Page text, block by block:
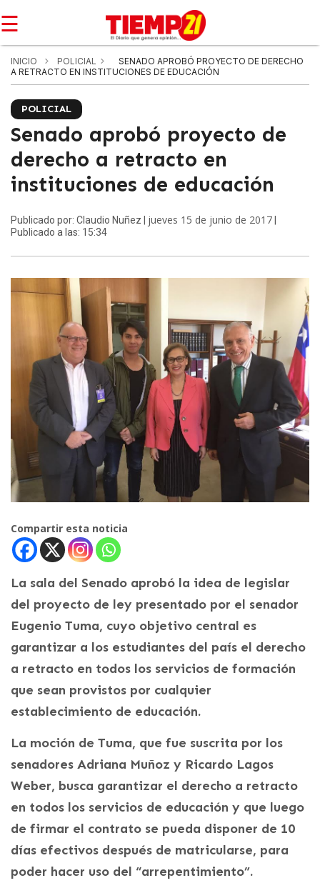
☰
INICIO POLICIAL
SENADO APROBÓ PROYECTO DE DERECHO
A RETRACTO EN INSTITUCIONES DE EDUCACIÓN
POLICIAL
Senado aprobó proyecto de
derecho a retracto en
instituciones de educación
Publicado por: Claudio Nuñez | jueves 15 de junio de 2017
Publicado a las: 15:34
Compartir esta noticia
La sala del Senado aprobó la idea de legislar
del proyecto de ley presentado por el senador
Eugenio Tuma, cuyo objetivo central es
garantizar a los estudiantes del país el derecho
a retracto en todos los servicios de formación
que sean provistos por cualquier
establecimiento de educación.
La moción de Tuma, que fue suscrita por los
senadores Adriana Muñoz y Ricardo Lagos
Weber, busca garantizar el derecho a retracto
en todos los servicios de educación y que luego
de firmar el contrato se pueda disponer de 10
días efectivos después de matricularse, para
poder hacer uso del “arrepentimiento”.